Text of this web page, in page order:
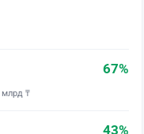
67%
млрд ₸
43%